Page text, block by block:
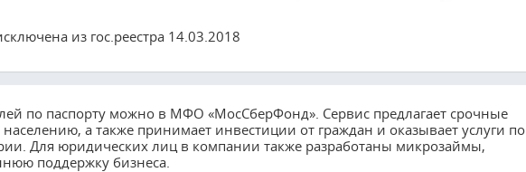
из гос.реестра 14.03.2018
по паспорту можно в МФО «МосСберФонд». Сервис предлагает срочные
а также принимает инвестиции от граждан и оказывает услуги по
Для юридических лиц в компании также разработаны микрозаймы,
поддержку бизнеса.